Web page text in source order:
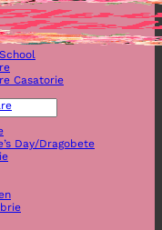
Casatorie
Day/Dragobete